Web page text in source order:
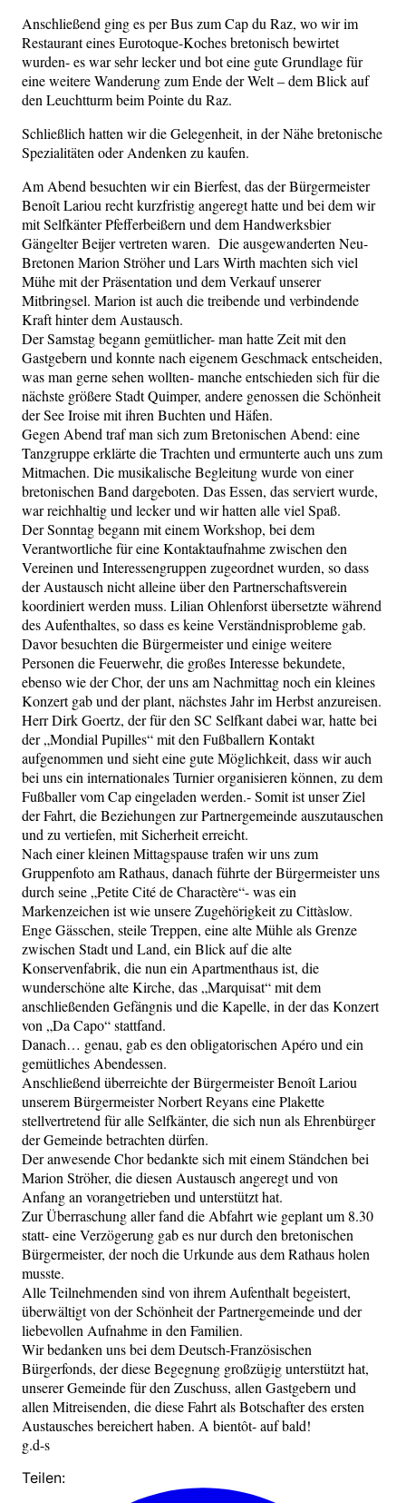
Anschließend ging es per Bus zum Cap du Raz, wo wir im
Restaurant eines Eurotoque-Koches bretonisch bewirtet
wurden- es war sehr lecker und bot eine gute Grundlage für
eine weitere Wanderung zum Ende der Welt – dem Blick auf
den Leuchtturm beim Pointe du Raz.
Schließlich hatten wir die Gelegenheit, in der Nähe bretonische
Spezialitäten oder Andenken zu kaufen.
Am Abend besuchten wir ein Bierfest, das der Bürgermeister
Benoît Lariou recht kurzfristig angeregt hatte und bei dem wir
mit Selfkänter Pfefferbeißern und dem Handwerksbier
Gängelter Beijer vertreten waren. Die ausgewanderten Neu-
Bretonen Marion Ströher und Lars Wirth machten sich viel
Mühe mit der Präsentation und dem Verkauf unserer
Mitbringsel. Marion ist auch die treibende und verbindende
Kraft hinter dem Austausch.
Der Samstag begann gemütlicher- man hatte Zeit mit den
Gastgebern und konnte nach eigenem Geschmack entscheiden,
was man gerne sehen wollten- manche entschieden sich für die
nächste größere Stadt Quimper, andere genossen die Schönheit
der See Iroise mit ihren Buchten und Häfen.
Gegen Abend traf man sich zum Bretonischen Abend: eine
Tanzgruppe erklärte die Trachten und ermunterte auch uns zum
Mitmachen. Die musikalische Begleitung wurde von einer
bretonischen Band dargeboten. Das Essen, das serviert wurde,
war reichhaltig und lecker und wir hatten alle viel Spaß.
Der Sonntag begann mit einem Workshop, bei dem
Verantwortliche für eine Kontaktaufnahme zwischen den
Vereinen und Interessengruppen zugeordnet wurden, so dass
der Austausch nicht alleine über den Partnerschaftsverein
koordiniert werden muss. Lilian Ohlenforst übersetzte während
des Aufenthaltes, so dass es keine Verständnisprobleme gab.
Davor besuchten die Bürgermeister und einige weitere
Personen die Feuerwehr, die großes Interesse bekundete,
ebenso wie der Chor, der uns am Nachmittag noch ein kleines
Konzert gab und der plant, nächstes Jahr im Herbst anzureisen.
Herr Dirk Goertz, der für den SC Selfkant dabei war, hatte bei
der „Mondial Pupilles“ mit den Fußballern Kontakt
aufgenommen und sieht eine gute Möglichkeit, dass wir auch
bei uns ein internationales Turnier organisieren können, zu dem
Fußballer vom Cap eingeladen werden.- Somit ist unser Ziel
der Fahrt, die Beziehungen zur Partnergemeinde auszutauschen
und zu vertiefen, mit Sicherheit erreicht.
Nach einer kleinen Mittagspause trafen wir uns zum
Gruppenfoto am Rathaus, danach führte der Bürgermeister uns
durch seine „Petite Cité de Charactère“- was ein
Markenzeichen ist wie unsere Zugehörigkeit zu Cittàslow.
Enge Gässchen, steile Treppen, eine alte Mühle als Grenze
zwischen Stadt und Land, ein Blick auf die alte
Konservenfabrik, die nun ein Apartmenthaus ist, die
wunderschöne alte Kirche, das „Marquisat“ mit dem
anschließenden Gefängnis und die Kapelle, in der das Konzert
von „Da Capo“ stattfand.
Danach… genau, gab es den obligatorischen Apéro und ein
gemütliches Abendessen.
Anschließend überreichte der Bürgermeister Benoît Lariou
unserem Bürgermeister Norbert Reyans eine Plakette
stellvertretend für alle Selfkänter, die sich nun als Ehrenbürger
der Gemeinde betrachten dürfen.
Der anwesende Chor bedankte sich mit einem Ständchen bei
Marion Ströher, die diesen Austausch angeregt und von
Anfang an vorangetrieben und unterstützt hat.
Zur Überraschung aller fand die Abfahrt wie geplant um 8.30
statt- eine Verzögerung gab es nur durch den bretonischen
Bürgermeister, der noch die Urkunde aus dem Rathaus holen
musste.
Alle Teilnehmenden sind von ihrem Aufenthalt begeistert,
überwältigt von der Schönheit der Partnergemeinde und der
liebevollen Aufnahme in den Familien.
Wir bedanken uns bei dem Deutsch-Französischen
Bürgerfonds, der diese Begegnung großzügig unterstützt hat,
unserer Gemeinde für den Zuschuss, allen Gastgebern und
allen Mitreisenden, die diese Fahrt als Botschafter des ersten
Austausches bereichert haben. A bientôt- auf bald!
g.d-s
Teilen: